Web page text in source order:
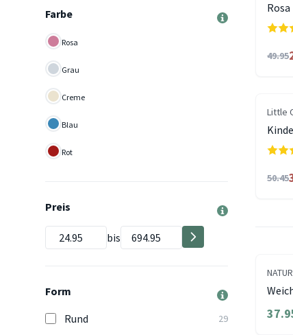
Farbe
Rosa
Grau
Creme
Blau
Rot
Preis
bis
Form
Rund
29
Rosa
49.95
Little
50.45